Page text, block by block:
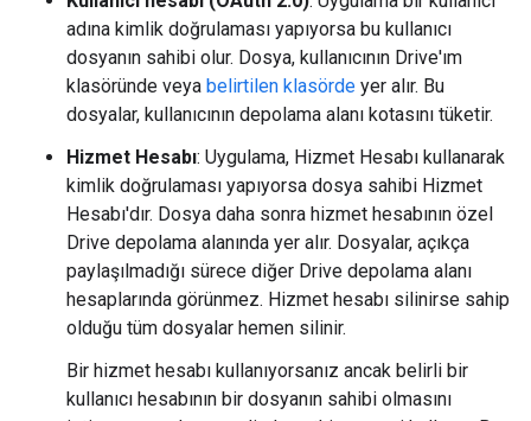
adına kimlik doğrulaması yapıyorsa bu kullanıcı
dosyanın sahibi olur. Dosya, kullanıcının Drive'ım
klasöründe veya belirtilen klasörde yer alır. Bu
dosyalar, kullanıcının depolama alanı kotasını tüketir.
Hizmet Hesabı: Uygulama, Hizmet Hesabı kullanarak
kimlik doğrulaması yapıyorsa dosya sahibi Hizmet
Hesabı'dır. Dosya daha sonra hizmet hesabının özel
Drive depolama alanında yer alır. Dosyalar, açıkça
paylaşılmadığı sürece diğer Drive depolama alanı
hesaplarında görünmez. Hizmet hesabı silinirse sahip
olduğu tüm dosyalar hemen silinir.
Bir hizmet hesabı kullanıyorsanız ancak belirli bir
kullanıcı hesabının bir dosyanın sahibi olmasını